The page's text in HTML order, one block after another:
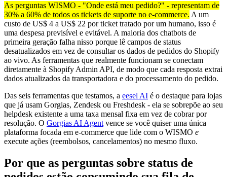
As perguntas WISMO - "Onde está meu pedido?" - representam de
30% a 60% de todos os tickets de suporte no e-commerce. A um
custo de US$ 4 a US$ 22 por ticket tratado por um humano, isso é
uma despesa previsível e evitável. A maioria dos chatbots de
primeira geração falha nisso porque lê campos de status
desatualizados em vez de consultar os dados de pedidos do Shopify
ao vivo. As ferramentas que realmente funcionam se conectam
diretamente à Shopify Admin API, de modo que cada resposta extrai
dados atualizados da transportadora e do processamento do pedido.
Das seis ferramentas que testamos, a eesel AI é o destaque para lojas
que já usam Gorgias, Zendesk ou Freshdesk - ela se sobrepõe ao seu
helpdesk existente a uma taxa mensal fixa em vez de cobrar por
resolução. O Gorgias AI Agent vence se você quiser uma única
plataforma focada em e-commerce que lide com o WISMO e
execute ações (reembolsos, cancelamentos) no mesmo fluxo.
Por que as perguntas sobre status de